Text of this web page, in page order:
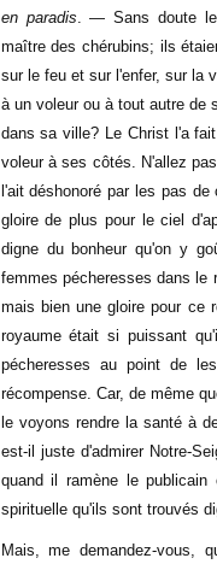
en paradis. — Sans doute
maître des chérubins; ils
sur le feu et sur l'enfer, sur la
à un voleur ou à tout autre de
dans sa ville? Le Christ l'a
voleur à ses côtés. N'allez
l'ait déshonoré par les pas
gloire de plus pour le ciel
digne du bonheur qu'on y
femmes pécheresses dans le
mais bien une gloire pour ce
royaume était si puissant
pécheresses au point de
récompense. Car, de même
le voyons rendre la santé à
est-il juste d'admirer Notre-
quand il ramène le
spirituelle qu'ils sont trouvés
Mais, me demandez-vous,